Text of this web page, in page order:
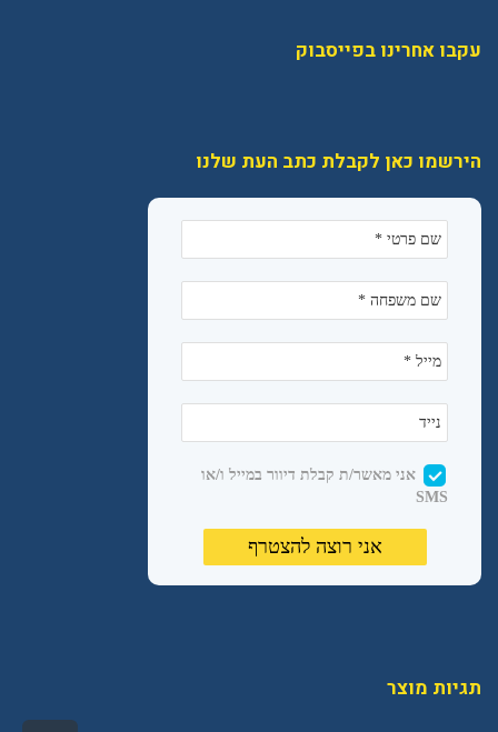
עקבו אחרינו בפייסבוק
הירשמו כאן לקבלת כתב העת שלנו
תגיות מוצר